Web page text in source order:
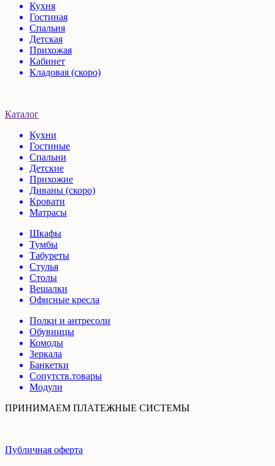
Кухня
Гостиная
Спальня
Детская
Прихожая
Кабинет
Кладовая (скоро)
Каталог
Кухни
Гостиные
Спальни
Детские
Прихожие
Диваны (скоро)
Кровати
Матрасы
Шкафы
Тумбы
Табуреты
Стулья
Столы
Вешалки
Офисные кресла
Полки и антресоли
Обувницы
Комоды
Зеркала
Банкетки
Сопутств.товары
Модули
ПРИНИМАЕМ ПЛАТЕЖНЫЕ СИСТЕМЫ
Публичная оферта